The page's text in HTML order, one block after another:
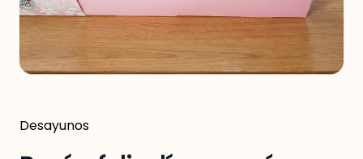
Desayunos